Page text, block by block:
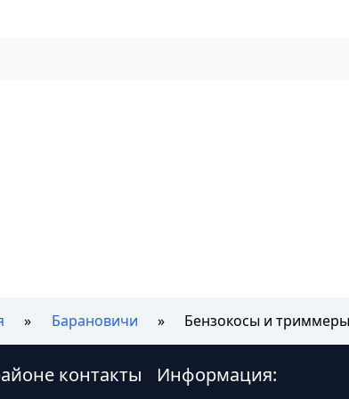
Барановичи Бензокосы и
контакты
Информация: